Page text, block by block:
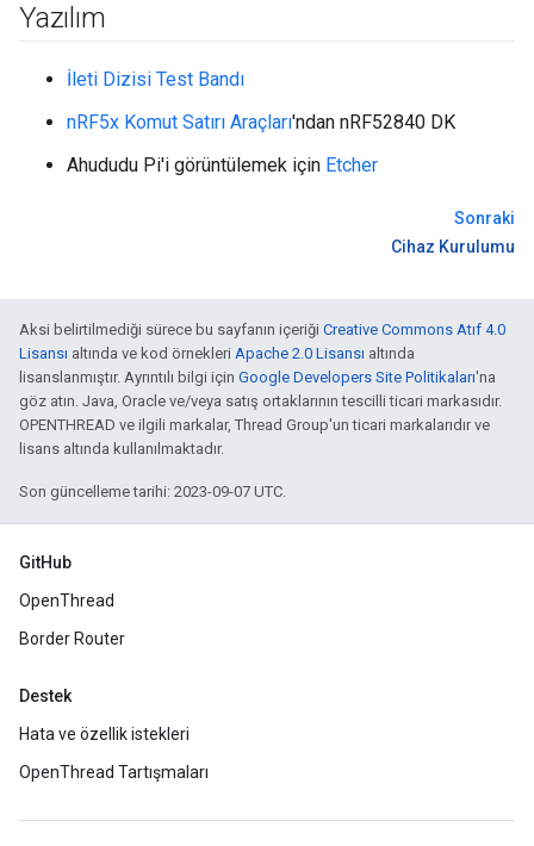
Yazılım
İleti Dizisi Test Bandı
nRF5x Komut Satırı Araçları'ndan nRF52840 DK
Ahududu Pi'i görüntülemek için Etcher
Sonraki
Cihaz Kurulumu
Aksi belirtilmediği sürece bu sayfanın içeriği Creative Commons Atıf 4.0
Lisansı altında ve kod örnekleri Apache 2.0 Lisansı altında
lisanslanmıştır. Ayrıntılı bilgi için Google Developers Site Politikaları'na
göz atın. Java, Oracle ve/veya satış ortaklarının tescilli ticari markasıdır.
OPENTHREAD ve ilgili markalar, Thread Group'un ticari markalarıdır ve
lisans altında kullanılmaktadır.
Son güncelleme tarihi: 2023-09-07 UTC.
GitHub
OpenThread
Border Router
Destek
Hata ve özellik istekleri
OpenThread Tartışmaları